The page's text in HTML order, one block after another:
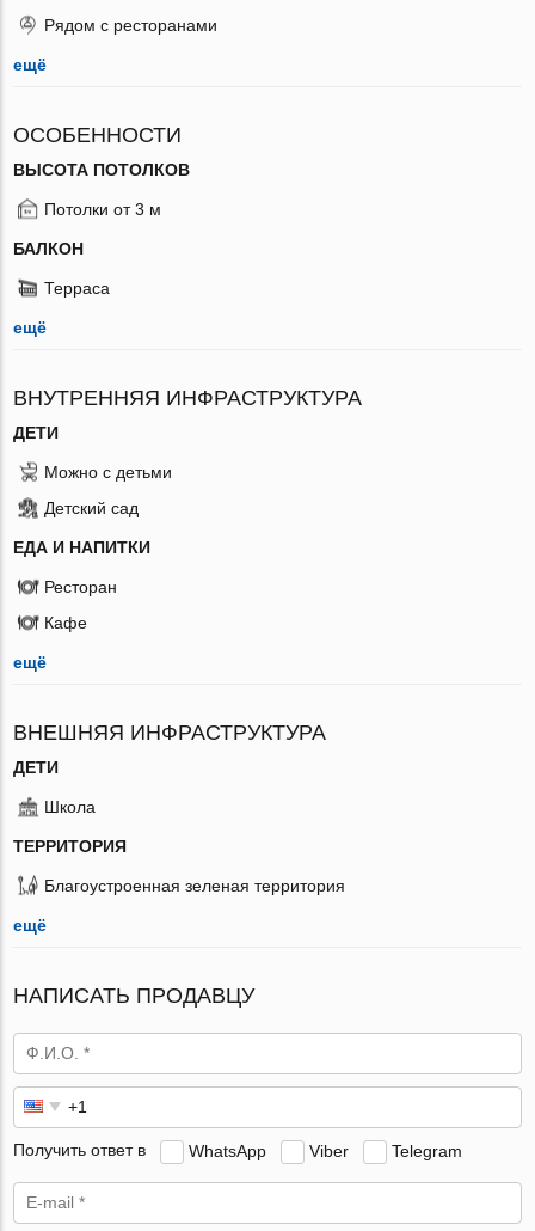
Рядом с ресторанами
ещё
ОСОБЕННОСТИ
ВЫСОТА ПОТОЛКОВ
Потолки от 3 м
БАЛКОН
Терраса
ещё
ВНУТРЕННЯЯ ИНФРАСТРУКТУРА
ДЕТИ
Можно с детьми
Детский сад
ЕДА И НАПИТКИ
Ресторан
Кафе
ещё
ВНЕШНЯЯ ИНФРАСТРУКТУРА
ДЕТИ
Школа
ТЕРРИТОРИЯ
Благоустроенная зеленая территория
ещё
НАПИСАТЬ ПРОДАВЦУ
Получить ответ в WhatsApp Viber Telegram